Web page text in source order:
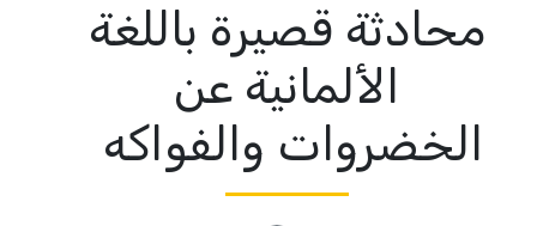
محادثة قصيرة باللغة
الألمانية عن
الخضروات والفواكه